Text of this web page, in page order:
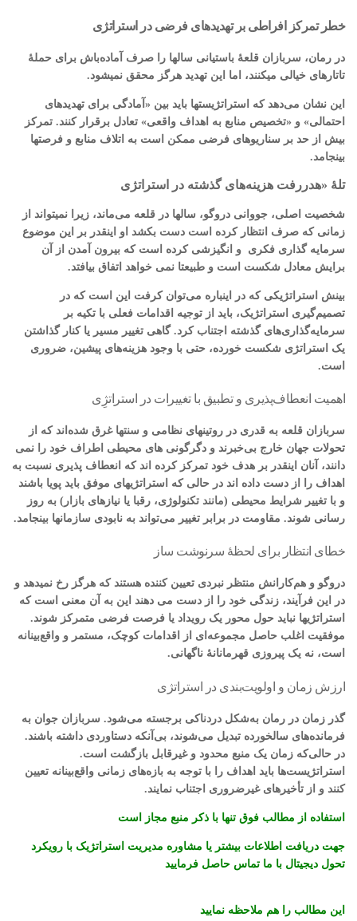
خطر تمرکز افراطی بر تهدیدهای فرضی در استراتژی
در رمان، سربازان قلعهٔ باستیانی سالها را صرف آماده‌باش برای حملهٔ
تاتارهای خیالی میکنند، اما این تهدید هرگز محقق نمیشود.
این نشان می‌دهد که استراتژیستها باید بین «آمادگی برای تهدیدهای
احتمالی» و «تخصیص منابع به اهداف واقعی» تعادل برقرار کنند. تمرکز
بیش از حد بر سناریوهای فرضی ممکن است به اتلاف منابع و فرصتها
بینجامد.
تلهٔ «هدررفت هزینه‌های گذشته در استراتژی
شخصیت اصلی، جووانی دروگو، سالها در قلعه می‌ماند، زیرا نمیتواند از
زمانی که صرف انتظار کرده است دست بکشد او اینقدر بر این موضوع
سرمایه گذاری فکری و انگیزشی کرده است که بیرون آمدن از آن
برایش معادل شکست است و طبیعتا نمی خواهد اتفاق بیافتد.
بینش استراتژیکی که در اینباره می‌توان کرفت این است که در
تصمیم‌گیری استراتژیک، باید از توجیه اقدامات فعلی با تکیه بر
سرمایه‌گذاری‌های گذشته اجتناب کرد. گاهی تغییر مسیر یا کنار گذاشتن
یک استراتژی شکست خورده، حتی با وجود هزینه‌های پیشین، ضروری
است.
اهمیت انعطاف‌پذیری و تطبیق با تغییرات در استراتژِی
سربازان قلعه به قدری در روتینهای نظامی و سنتها غرق شده‌اند که از
تحولات جهان خارج بی‌خبرند و دگرگونی های محیطی اطراف خود را نمی
دانند، آنان اینقدر بر هدف خود تمرکز کرده اند که انعطاف پذیری نسبت به
اهداف را از دست داده اند در حالی که استراتژیهای موفق باید پویا باشند
و با تغییر شرایط محیطی (مانند تکنولوژی، رقبا یا نیازهای بازار) به روز
رسانی شوند. مقاومت در برابر تغییر می‌تواند به نابودی سازمانها بینجامد.
خطای انتظار برای لحظهٔ سرنوشت ساز
دروگو و هم‌کارانش منتظر نبردی تعیین کننده هستند که هرگز رخ نمیدهد و
در این فرآیند، زندگی خود را از دست می دهند این به آن معنی است که
استراتژیها نباید حول محور یک رویداد یا فرصت فرضی متمرکز شوند.
موفقیت اغلب حاصل مجموعه‌ای از اقدامات کوچک، مستمر و واقع‌بینانه
است، نه یک پیروزی قهرمانانهٔ ناگهانی.
ارزش زمان و اولویت‌بندی در استراتژی
گذر زمان در رمان به‌شکل دردناکی برجسته می‌شود. سربازان جوان به
فرمانده‌های سالخورده تبدیل می‌شوند، بی‌آنکه دستاوردی داشته باشند.
در حالی‌که زمان یک منبع محدود و غیرقابل بازگشت است.
استراتژیست‌ها باید اهداف را با توجه به بازه‌های زمانی واقع‌بینانه تعیین
کنند و از تأخیرهای غیرضروری اجتناب نمایند.
استفاده از مطالب فوق تنها با ذکر منبع مجاز است
جهت دریافت اطلاعات بیشتر یا مشاوره مدیریت استراتژیک با رویکرد
تحول دیجیتال با ما تماس حاصل فرمایید
این مطالب را هم ملاحظه نمایید